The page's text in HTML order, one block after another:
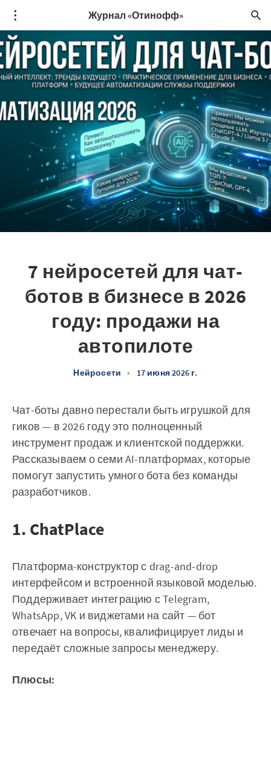
Журнал «Отинофф»
7 нейросетей для чат-
ботов в бизнесе в 2026
году: продажи на
автопилоте
Нейросети • 17 июня 2026 г.
Чат-боты давно перестали быть игрушкой для
гиков — в 2026 году это полноценный
инструмент продаж и клиентской поддержки.
Рассказываем о семи AI-платформах, которые
помогут запустить умного бота без команды
разработчиков.
1. ChatPlace
Платформа-конструктор с drag-and-drop
интерфейсом и встроенной языковой моделью.
Поддерживает интеграцию с Telegram,
WhatsApp, VK и виджетами на сайт — бот
отвечает на вопросы, квалифицирует лиды и
передаёт сложные запросы менеджеру.
Плюсы: